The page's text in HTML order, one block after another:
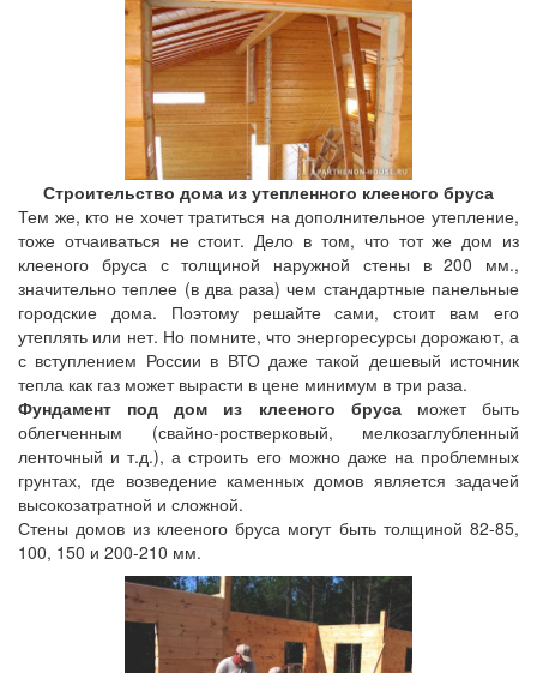
Строительство дома из утепленного клееного бруса
Тем же, кто не хочет тратиться на дополнительное утепление,
тоже отчаиваться не стоит. Дело в том, что тот же дом из
клееного бруса с толщиной наружной стены в 200 мм.,
значительно теплее (в два раза) чем стандартные панельные
городские дома. Поэтому решайте сами, стоит вам его
утеплять или нет. Но помните, что энергоресурсы дорожают, а
с вступлением России в ВТО даже такой дешевый источник
тепла как газ может вырасти в цене минимум в три раза.
Фундамент под дом из клееного брусаможет быть
облегченным (свайно-ростверковый, мелкозаглубленный
ленточный и т.д.), а строить его можно даже на проблемных
грунтах, где возведение каменных домов является задачей
высокозатратной и сложной.
Стены домов из клееного бруса могут быть толщиной 82-85,
100, 150 и 200-210 мм.